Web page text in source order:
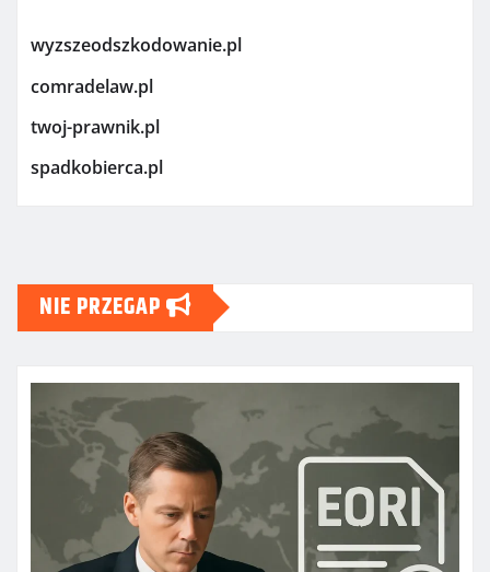
wyzszeodszkodowanie.pl
comradelaw.pl
twoj-prawnik.pl
spadkobierca.pl
NIE PRZEGAP